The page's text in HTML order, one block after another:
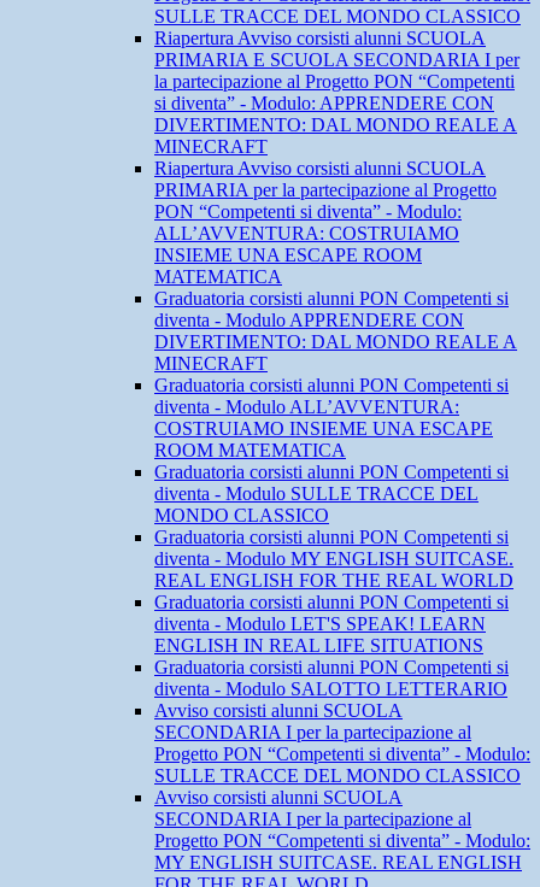
SULLE TRACCE DEL MONDO CLASSICO
Riapertura Avviso corsisti alunni SCUOLA
PRIMARIA E SCUOLA SECONDARIA I per
la partecipazione al Progetto PON “Competenti
si diventa” - Modulo: APPRENDERE CON
DIVERTIMENTO: DAL MONDO REALE A
MINECRAFT
Riapertura Avviso corsisti alunni SCUOLA
PRIMARIA per la partecipazione al Progetto
PON “Competenti si diventa” - Modulo:
ALL’AVVENTURA: COSTRUIAMO
INSIEME UNA ESCAPE ROOM
MATEMATICA
Graduatoria corsisti alunni PON Competenti si
diventa - Modulo APPRENDERE CON
DIVERTIMENTO: DAL MONDO REALE A
MINECRAFT
Graduatoria corsisti alunni PON Competenti si
diventa - Modulo ALL’AVVENTURA:
COSTRUIAMO INSIEME UNA ESCAPE
ROOM MATEMATICA
Graduatoria corsisti alunni PON Competenti si
diventa - Modulo SULLE TRACCE DEL
MONDO CLASSICO
Graduatoria corsisti alunni PON Competenti si
diventa - Modulo MY ENGLISH SUITCASE.
REAL ENGLISH FOR THE REAL WORLD
Graduatoria corsisti alunni PON Competenti si
diventa - Modulo LET'S SPEAK! LEARN
ENGLISH IN REAL LIFE SITUATIONS
Graduatoria corsisti alunni PON Competenti si
diventa - Modulo SALOTTO LETTERARIO
Avviso corsisti alunni SCUOLA
SECONDARIA I per la partecipazione al
Progetto PON “Competenti si diventa” - Modulo:
SULLE TRACCE DEL MONDO CLASSICO
Avviso corsisti alunni SCUOLA
SECONDARIA I per la partecipazione al
Progetto PON “Competenti si diventa” - Modulo:
MY ENGLISH SUITCASE. REAL ENGLISH